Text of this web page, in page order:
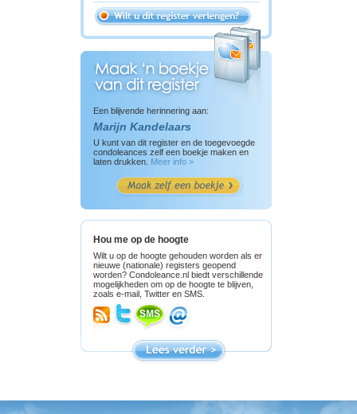
Een blijvende herinnering aan:
Marijn Kandelaars
U kunt van dit register en de toegevoegde
condoleances zelf een boekje maken en
laten drukken.
Meer info >
Hou me op de hoogte
Wilt u op de hoogte gehouden worden als er
nieuwe (nationale) registers geopend
worden? Condoleance.nl biedt verschillende
mogelijkheden om op de hoogte te blijven,
zoals e-mail, Twitter en SMS.